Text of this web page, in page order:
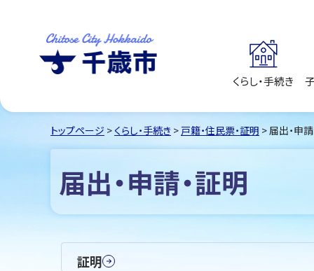
くらし・手続き
トップページ > くらし・手続き > 戸籍・住民票・証明 > 届出・申
届出・申請・証明
証明